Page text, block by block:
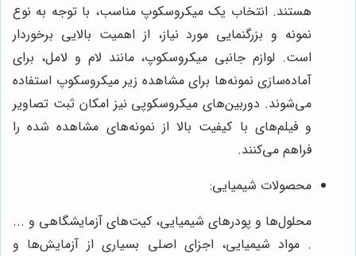
هستند. انتخاب یک میکروسکوپ مناسب، با توجه به نوع
نمونه و بزرگنمایی مورد نیاز، از اهمیت بالایی برخوردار
است. لوازم جانبی میکروسکوپ، مانند لام و لامل، برای
آماده‌سازی نمونه‌ها برای مشاهده زیر میکروسکوپ استفاده
می‌شوند. دوربین‌های میکروسکوپی نیز امکان ثبت تصاویر
و فیلم‌های با کیفیت بالا از نمونه‌های مشاهده شده را
فراهم می‌کنند.
محصولات شیمیایی:
محلول‌ها و پودرهای شیمیایی، کیت‌های آزمایشگاهی و ...
. مواد شیمیایی، اجزای اصلی بسیاری از آزمایش‌ها و